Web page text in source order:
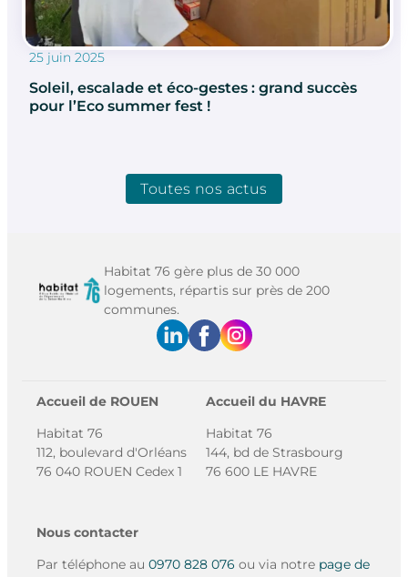
25 juin 2025
Soleil, escalade et éco-gestes : grand succès
pour l’Eco summer fest !
Toutes nos actus
Habitat 76 gère plus de 30 000
logements, répartis sur près de 200
communes.
Accueil de ROUEN
Habitat 76
112, boulevard d'Orléans
76 040 ROUEN Cedex 1
Accueil du HAVRE
Habitat 76
144, bd de Strasbourg
76 600 LE HAVRE
Nous contacter
Par téléphone au 0970 828 076 ou via notre page de